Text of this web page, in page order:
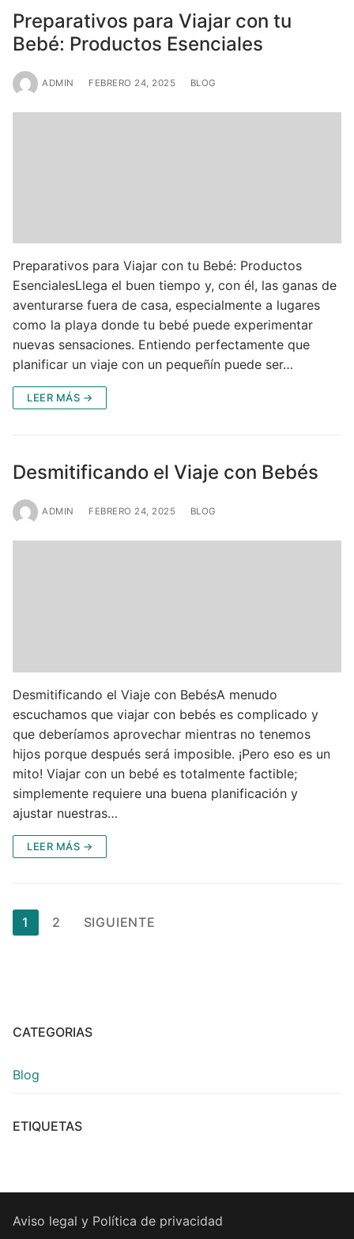
Preparativos para Viajar con tu
Bebé: Productos Esenciales
ADMIN FEBRERO 24, 2025 BLOG
Preparativos para Viajar con tu Bebé: Productos
EsencialesLlega el buen tiempo y, con él, las ganas de
aventurarse fuera de casa, especialmente a lugares
como la playa donde tu bebé puede experimentar
nuevas sensaciones. Entiendo perfectamente que
planificar un viaje con un pequeñín puede ser…
LEER MÁS →
Desmitificando el Viaje con Bebés
ADMIN FEBRERO 24, 2025 BLOG
Desmitificando el Viaje con BebésA menudo
escuchamos que viajar con bebés es complicado y
que deberíamos aprovechar mientras no tenemos
hijos porque después será imposible. ¡Pero eso es un
mito! Viajar con un bebé es totalmente factible;
simplemente requiere una buena planificación y
ajustar nuestras…
LEER MÁS →
1 2 SIGUIENTE
CATEGORIAS
Blog
ETIQUETAS
Aviso legal y Política de privacidad